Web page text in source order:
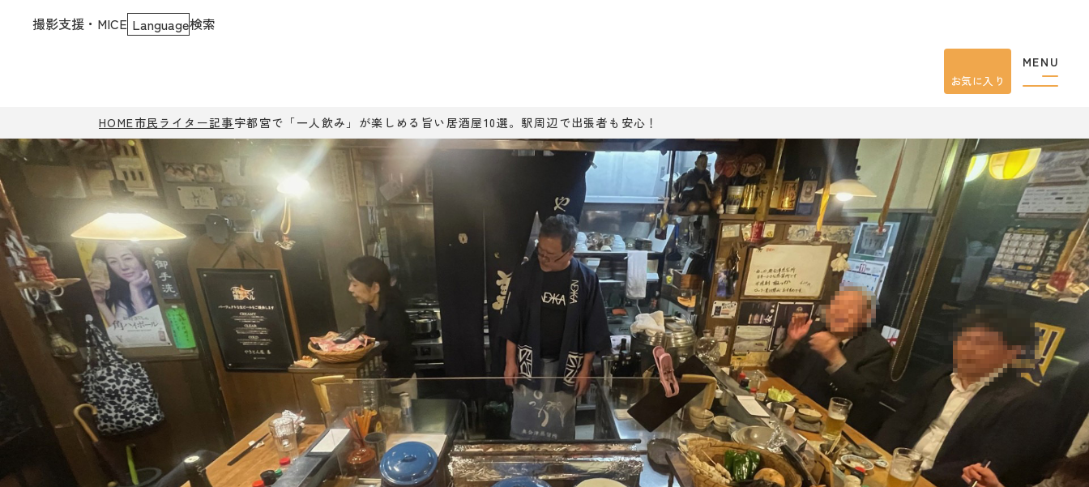
MENU
撮影支援・MICE Language検索
お気に入り
HOME市民ライター記事宇都宮で「一人飲み」が楽しめる旨い居酒屋10選。駅周辺で出張者も安心！